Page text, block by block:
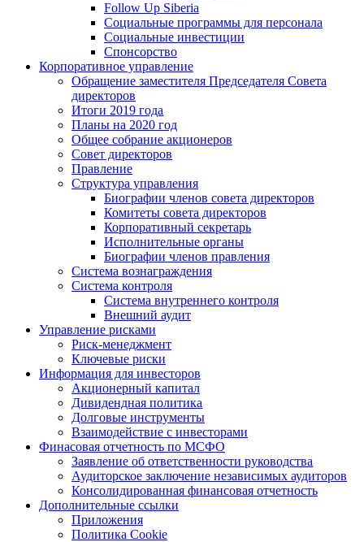
Follow Up Siberia
Социальные программы для персонала
Социальные инвестиции
Спонсорство
Корпоративное управление
Обращение заместителя Председателя Совета
директоров
Итоги 2019 года
Планы на 2020 год
Общее собрание акционеров
Совет директоров
Правление
Структура управления
Биографии членов совета директоров
Комитеты совета директоров
Корпоративный секретарь
Исполнительные органы
Биографии членов правления
Система вознаграждения
Система контроля
Система внутреннего контроля
Внешний аудит
Управление рисками
Риск-менеджмент
Ключевые риски
Информация для инвесторов
Акционерный капитал
Дивидендная политика
Долговые инструменты
Взаимодействие с инвеcторами
Финасовая отчетность по МСФО
Заявление об ответственности руководства
Аудиторское заключение независимых аудиторов
Консолидированная финансовая отчетность
Дополнительные ссылки
Приложения
Политика Cookie